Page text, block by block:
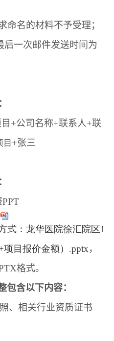
命名的材料不予受理；
后一次邮件发送时间为
+公司名称+联系人+联
目 +张三
PPT
式：龙华医院徐汇院区1
目报价金额）.pptx，
格式。
包含以下内容：
、相关行业资质证书